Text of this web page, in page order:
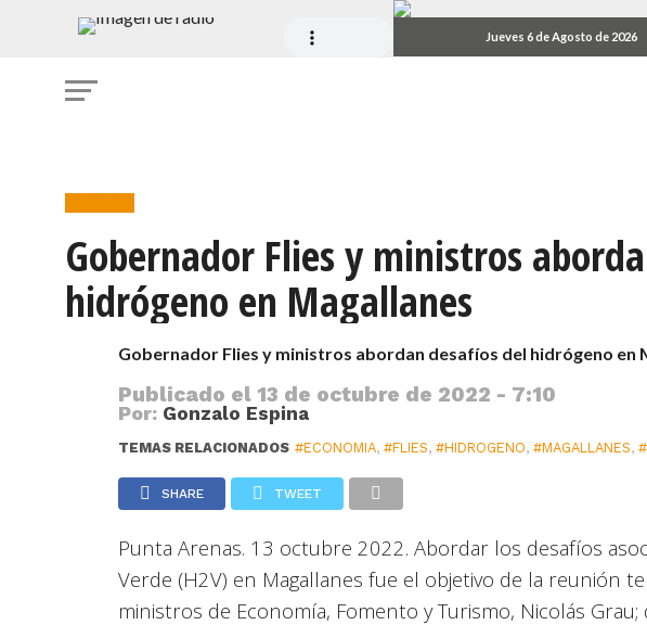
Jueves 6 de Agosto de 2026
Noticias
Gobernador Flies y ministros
hidrógeno en Magallanes
Gobernador Flies y ministros abordan desafíos del hidrógeno en
Publicado el 13 de octubre de 2022 - 7:10
Por: Gonzalo Espina
TEMAS RELACIONADOS #ECONOMIA,#FLIES,#HIDROGENO,#MAGALLANES,
SHARE TWEET
Punta Arenas. 13 octubre 2022. Abordar los desafíos
Verde (H2V) en Magallanes fue el objetivo de la reunión
ministros de Economía, Fomento y Turismo, Nicolás Grau;